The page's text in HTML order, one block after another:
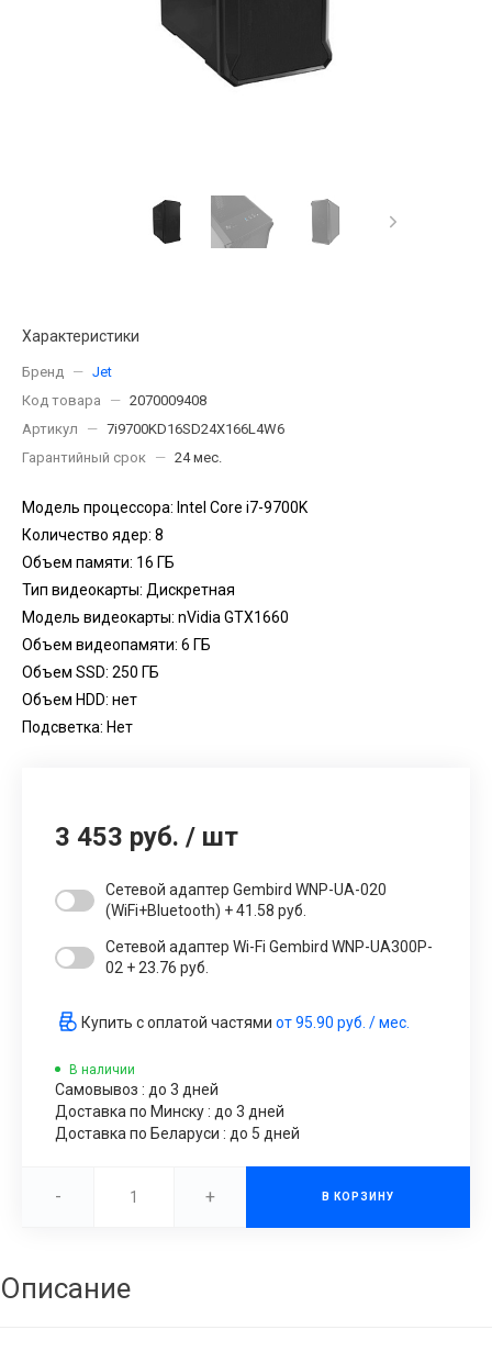
Характеристики
Бренд — Jet
Код товара
— 2070009408
Артикул
— 7i9700KD16SD24X166L4W6
Гарантийный срок
— 24 мес.
Модель процессора: Intel Core i7-9700K
Количество ядер: 8
Объем памяти: 16 ГБ
Тип видеокарты: Дискретная
Модель видеокарты: nVidia GTX1660
Объем видеопамяти: 6 ГБ
Объем SSD: 250 ГБ
Объем HDD: нет
Подсветка: Нет
3 453 руб. / шт
Сетевой адаптер Gembird WNP-UA-020
(WiFi+Bluetooth) + 41.58 руб.
Сетевой адаптер Wi-Fi Gembird WNP-UA300P-
02 + 23.76 руб.
Купить с оплатой частями от95.90 руб. / мес.
В наличии
Самовывоз : до 3 дней
Доставка по Минску : до 3 дней
Доставка по Беларуси : до 5 дней
- + В КОРЗИНУ
Описание